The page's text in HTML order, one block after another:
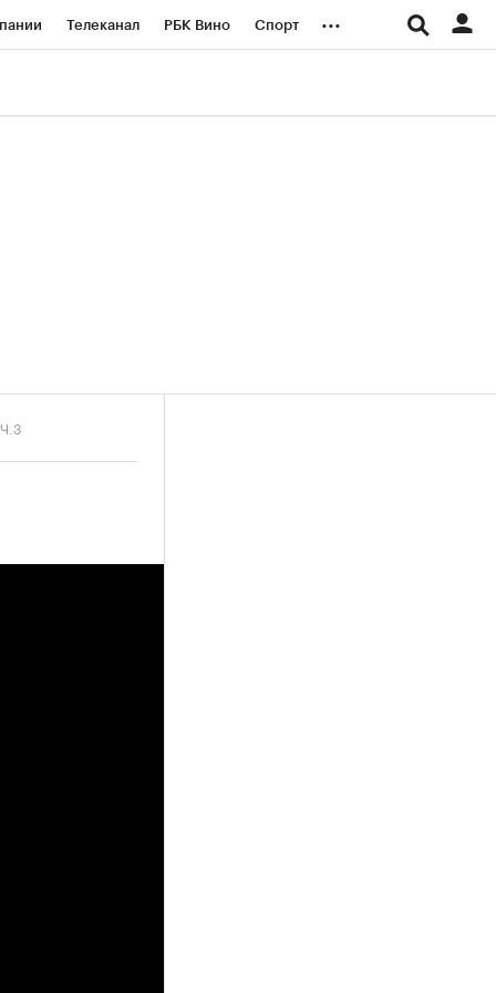
Телеканал РБК Вино Спорт ...